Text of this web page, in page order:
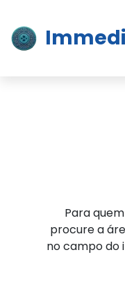
Para
procure a
no campo do